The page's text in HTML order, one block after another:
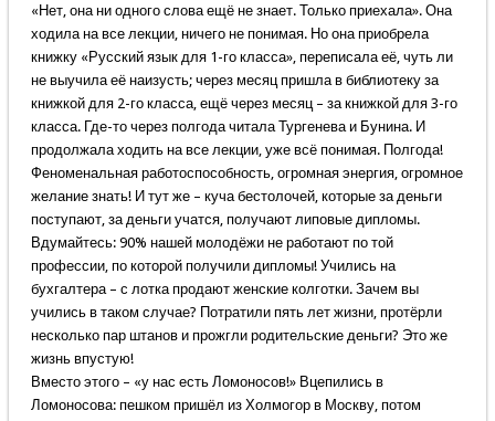
«Нет, она ни одного слова ещё не знает. Только приехала». Она
ходила на все лекции, ничего не понимая. Но она приобрела
книжку «Русский язык для 1-го класса», переписала её, чуть ли
не выучила её наизусть; через месяц пришла в библиотеку за
книжкой для 2-го класса, ещё через месяц – за книжкой для 3-го
класса. Где-то через полгода читала Тургенева и Бунина. И
продолжала ходить на все лекции, уже всё понимая. Полгода!
Феноменальная работоспособность, огромная энергия, огромное
желание знать! И тут же – куча бестолочей, которые за деньги
поступают, за деньги учатся, получают липовые дипломы.
Вдумайтесь: 90% нашей молодёжи не работают по той
профессии, по которой получили дипломы! Учились на
бухгалтера – с лотка продают женские колготки. Зачем вы
учились в таком случае? Потратили пять лет жизни, протёрли
несколько пар штанов и прожгли родительские деньги? Это же
жизнь впустую!
Вместо этого – «у нас есть Ломоносов!» Вцепились в
Ломоносова: пешком пришёл из Холмогор в Москву, потом